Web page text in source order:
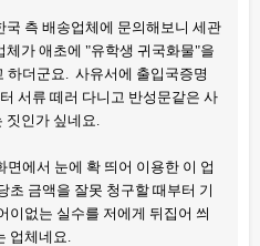
국 측 배송업체에 문의해보니 세관
체가 애초에 "유학생 귀국화물"을
하더군요. 사유서에 출입국증명
서류 떼러 다니고 반성문같은 사
짓인가 싶네요.
에서 눈에 확 띄어 이용한 이 업
금액을 잘못 청구할 때부터 기
이없는 실수를 저에게 뒤집어 씌
업체네요.